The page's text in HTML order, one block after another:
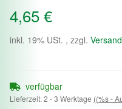
4,65 €
inkl. 19% USt. , zzgl. Versand
verfügbar
Lieferzeit:2 - 3 Werktage ((%s -